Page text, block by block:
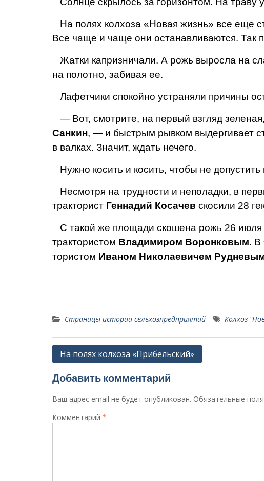
На полях колхоза «Но­вая жизнь» все еще
Все чаще и чаще они останавливаются. Так
Жатки капризничали. А рожь выросла на
на по­лотно, забивая ее.
Лафетчики спокойно устраняли причины
— Вот, смотрите, на первый взгляд
Санкин, — и быстрым рывком выдер­гивает
в валках. Значит, ждать нечего.
Нужно косить и косить, чтобы не
Несмотря на трудности и неполадки, в
тракторист Ген­надий Косачев скосили 28
С такой же площади скошена рожь 26 июля
трактористом Владимиром Воронковым. В
тористом Иваном Николае­вичем
Страницы истории сельхозпредприятий Колхоз
Навигация
записям
На полях колхоза «Прибельский»
Добавить комментарий
Ваш адрес email не будет опубликован. Обязательные
Комментарий *